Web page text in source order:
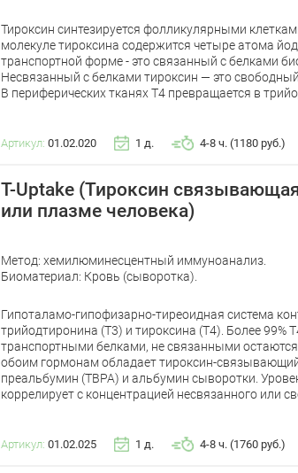
Тироксин синтезируется фолликулярными
молекуле тироксина содержится четыре атома
транспортной форме - это связанный с белками
Несвязанный с белками тироксин — это
В периферических тканях Т4 превращается в
Артикул: 01.02.020 1 д. 4-8 ч. (1180 руб.)
T-Uptake (Тироксин
или плазме человека)
Метод: хемилюминесцентный иммуноанализ.
Биоматериал: Кровь (сыворотка).
Гипоталамо-гипофизарно-тиреоидная система
трийодтиронина (T3) и тироксина (T4). Более 99%
транспортными белками, не связанными
обоим гормонам обладает тироксин-
преальбумин (TBPA) и альбумин сыворотки.
коррелирует с концентрацией несвязанного или
Артикул: 01.02.025 1 д. 4-8 ч. (1760 руб.)